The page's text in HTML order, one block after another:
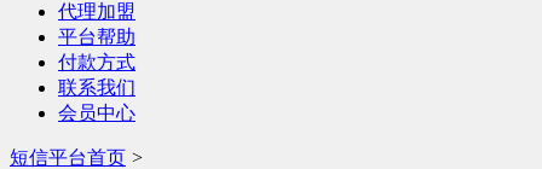
代理加盟
平台帮助
付款方式
联系我们
会员中心
短信平台首页 >